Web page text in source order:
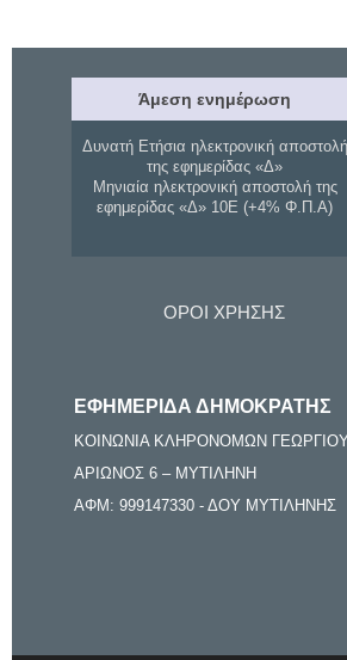
Άμεση ενημέρωση
Δυνατή Ετήσια ηλεκτρονική αποστολή
της εφημερίδας «Δ»
Μηνιαία ηλεκτρονική αποστολή της
εφημερίδας «Δ» 10Ε (+4% Φ.Π.Α)
ΟΡΟΙ ΧΡΗΣΗΣ
ΕΦΗΜΕΡΙΔΑ ΔΗΜΟΚΡΑΤΗΣ
ΚΟΙΝΩΝΙΑ ΚΛΗΡΟΝΟΜΩΝ
ΑΡΙΩΝΟΣ 6 – ΜΥΤΙΛΗΝΗ
ΑΦΜ: 999147330 - ΔΟΥ ΜΥΤΙΛΗΝΗΣ